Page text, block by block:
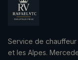
Service de
et les Alpes.